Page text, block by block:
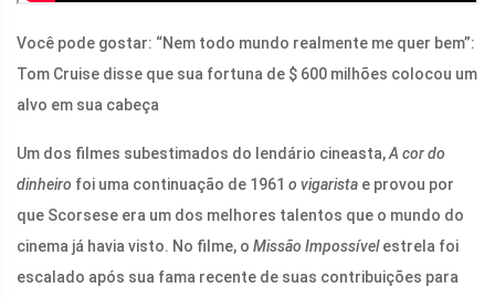
Você pode gostar: “Nem todo mundo realmente me quer bem”:
Tom Cruise disse que sua fortuna de $ 600 milhões colocou um
alvo em sua cabeça
Um dos filmes subestimados do lendário cineasta,A cor do
dinheiro foi uma continuação de 1961 o vigarista e provou por
que Scorsese era um dos melhores talentos que o mundo do
cinema já havia visto. No filme, o Missão Impossívelestrela foi
escalado após sua fama recente de suas contribuições para